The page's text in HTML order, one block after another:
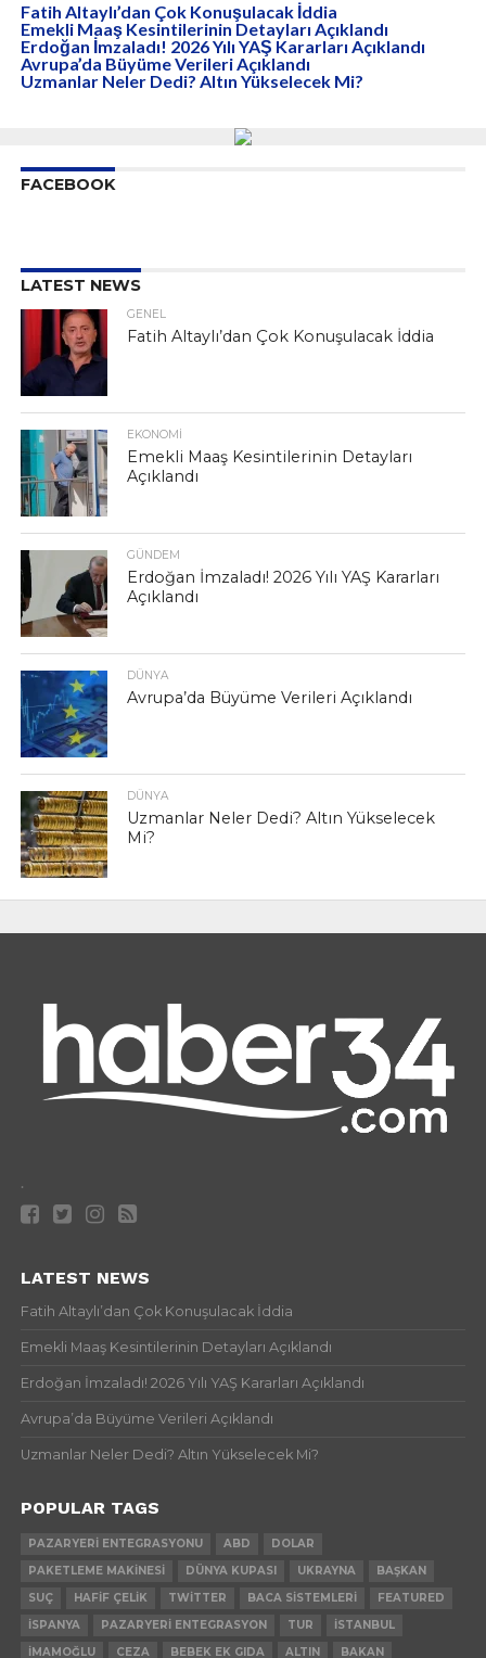
Fatih Altaylı’dan Çok Konuşulacak İddia
Emekli Maaş Kesintilerinin Detayları Açıklandı
Erdoğan İmzaladı! 2026 Yılı YAŞ Kararları Açıklandı
Avrupa’da Büyüme Verileri Açıklandı
Uzmanlar Neler Dedi? Altın Yükselecek Mi?
FACEBOOK
LATEST NEWS
GENEL
Fatih Altaylı’dan Çok Konuşulacak İddia
EKONOMI
Emekli Maaş Kesintilerinin Detayları
Açıklandı
GÜNDEM
Erdoğan İmzaladı! 2026 Yılı YAŞ Kararları
Açıklandı
DÜNYA
Avrupa’da Büyüme Verileri Açıklandı
DÜNYA
Uzmanlar Neler Dedi? Altın Yükselecek
Mi?
.
LATEST NEWS
Fatih Altaylı’dan Çok Konuşulacak İddia
Emekli Maaş Kesintilerinin Detayları Açıklandı
Erdoğan İmzaladı! 2026 Yılı YAŞ Kararları Açıklandı
Avrupa’da Büyüme Verileri Açıklandı
Uzmanlar Neler Dedi? Altın Yükselecek Mi?
POPULAR TAGS
PAZARYERI ENTEGRASYONU ABD
DOLAR
PAKETLEME MAKINESI
DÜNYA KUPASI UKRAYNA
BAŞKAN
SUÇ
HAFIF ÇELIK TWITTER BACA SISTEMLERI
FEATURED
İSPANYA
PAZARYERI ENTEGRASYON TUR
İSTANBUL
İMAMOĞLU
CEZA BEBEK EK GIDA ALTIN BAKAN